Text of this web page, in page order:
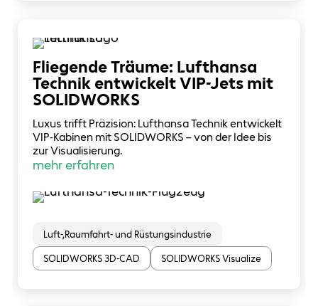
Fliegende Träume: Lufthansa
Technik entwickelt VIP-Jets mit
SOLIDWORKS
Luxus trifft Präzision: Lufthansa Technik entwickelt
VIP-Kabinen mit SOLIDWORKS – von der Idee bis
zur Visualisierung.
mehr erfahren
Luft-,Raumfahrt- und Rüstungsindustrie
SOLIDWORKS 3D-CAD
SOLIDWORKS Visualize